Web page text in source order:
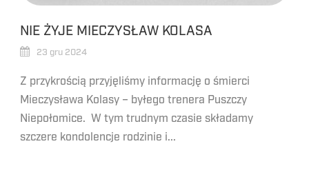
NIE ŻYJE MIECZYSŁAW KOLASA
23 gru 2024
Z przykrością przyjęliśmy informację o śmierci
Mieczysława Kolasy – byłego trenera Puszczy
Niepołomice. W tym trudnym czasie składamy
szczere kondolencje rodzinie i...